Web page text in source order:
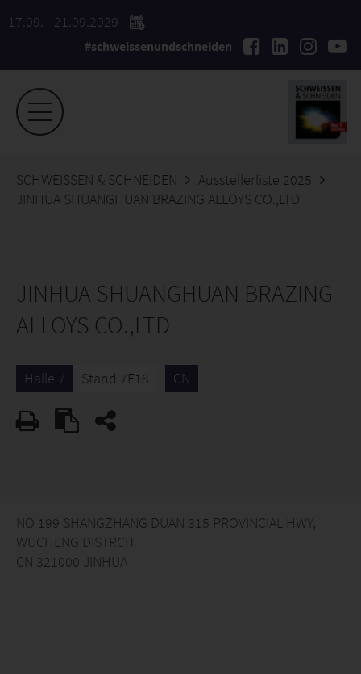
17.09. - 21.09.2029
#schweissenundschneiden
SCHWEISSEN & SCHNEIDEN
Ausstellerliste 2025
JINHUA SHUANGHUAN BRAZING ALLOYS CO.,LTD
JINHUA SHUANGHUAN BRAZING
ALLOYS CO.,LTD
Halle 7 Stand 7F18 CN
NO 199 SHANGZHANG DUAN 315 PROVINCIAL HWY,
WUCHENG DISTRCIT
CN 321000 JINHUA